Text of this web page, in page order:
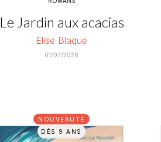
Le Jardin aux acacias
Elise Blaque
01/07/2026
NOUVEAUTÉ
DÈS 9 ANS